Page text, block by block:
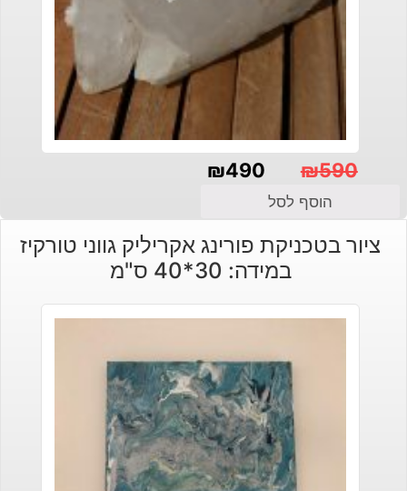
₪590
המקורי
היה:
₪490
הנוכחי
הוא:
הוסף לסל
ציור בטכניקת פורינג אקריליק גווני טורקיז
במידה: 30*40 ס"מ